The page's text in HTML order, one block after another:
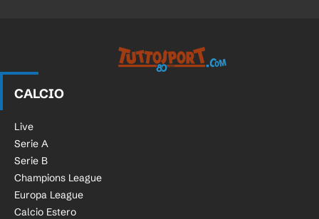
CALCIO
Live
Serie A
Serie B
Champions League
Europa League
Calcio Estero